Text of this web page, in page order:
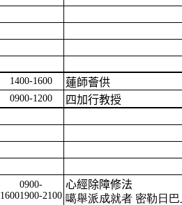
1400-1600
蓮師薈供
0900-1200
四加行教授
0900-
16001900-2100
心經除障修法
噶舉派成就者 密勒日